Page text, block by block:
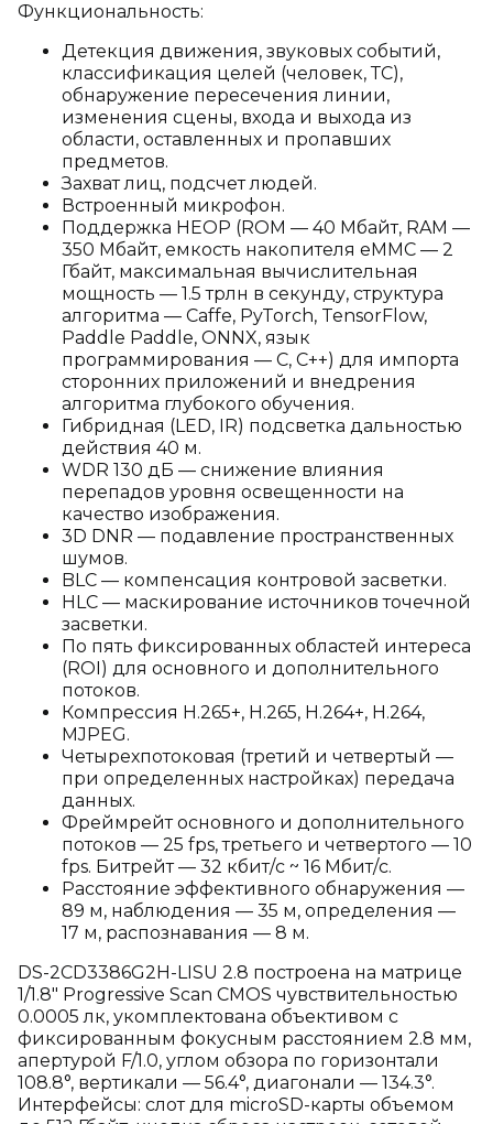
Функциональность:
Детекция движения, звуковых событий,
классификация целей (человек, ТС),
обнаружение пересечения линии,
изменения сцены, входа и выхода из
области, оставленных и пропавших
предметов.
Захват лиц, подсчет людей.
Встроенный микрофон.
Поддержка HEOP (ROM — 40 Мбайт, RAM —
350 Мбайт, емкость накопителя eMMC — 2
Гбайт, максимальная вычислительная
мощность — 1.5 трлн в секунду, структура
алгоритма — Caffe, PyTorch, TensorFlow,
Paddle Paddle, ONNX, язык
программирования — C, C++) для импорта
сторонних приложений и внедрения
алгоритма глубокого обучения.
Гибридная (LED, IR) подсветка дальностью
действия 40 м.
WDR 130 дБ — снижение влияния
перепадов уровня освещенности на
качество изображения.
3D DNR — подавление пространственных
шумов.
BLC — компенсация контровой засветки.
HLC — маскирование источников точечной
засветки.
По пять фиксированных областей интереса
(ROI) для основного и дополнительного
потоков.
Компрессия H.265+, H.265, H.264+, H.264,
MJPEG.
Четырехпотоковая (третий и четвертый —
при определенных настройках) передача
данных.
Фреймрейт основного и дополнительного
потоков — 25 fps, третьего и четвертого — 10
fps. Битрейт — 32 кбит/с ~ 16 Мбит/с.
Расстояние эффективного обнаружения —
89 м, наблюдения — 35 м, определения —
17 м, распознавания — 8 м.
DS-2CD3386G2H-LISU 2.8 построена на матрице
1/1.8" Progressive Scan CMOS чувствительностью
0.0005 лк, укомплектована объективом с
фиксированным фокусным расстоянием 2.8 мм,
апертурой F/1.0, углом обзора по горизонтали
108.8°, вертикали — 56.4°, диагонали — 134.3°.
Интерфейсы: слот для microSD-карты объемом